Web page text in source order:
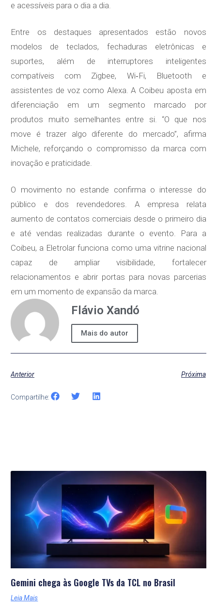
e acessíveis para o dia a dia.
Entre os destaques apresentados estão novos
modelos de teclados, fechaduras eletrônicas e
suportes, além de interruptores inteligentes
compatíveis com Zigbee, Wi‑Fi, Bluetooth e
assistentes de voz como Alexa. A Coibeu aposta em
diferenciação em um segmento marcado por
produtos muito semelhantes entre si. “O que nos
move é trazer algo diferente do mercado”, afirma
Michele, reforçando o compromisso da marca com
inovação e praticidade.
O movimento no estande confirma o interesse do
público e dos revendedores. A empresa relata
aumento de contatos comerciais desde o primeiro dia
e até vendas realizadas durante o evento. Para a
Coibeu, a Eletrolar funciona como uma vitrine nacional
capaz de ampliar visibilidade, fortalecer
relacionamentos e abrir portas para novas parcerias
em um momento de expansão da marca.
Flávio Xandó
Mais do autor
Anterior Próxima
Compartilhe:
Últimas Notícias
Gemini chega às Google TVs da TCL no Brasil
Leia Mais